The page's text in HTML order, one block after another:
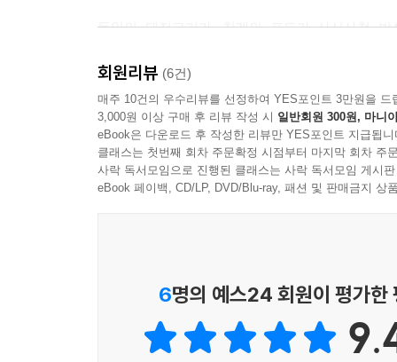
독일의 돼지고기가, 칠레의 포도가 사시사철
- 추천사 중에서
한 끼 식사를 위해 편의점에서 고른 삼각 김밥, 부
흔하게 볼 수 있는 많은 식품들은 우리가 얼마나
뒤에는 대량생산으로 황폐화되어 가는 대지와
진실이 숨어 있다.
넘쳐나는데 최상위 농산물 수출국인 브라질 국
새우 양식을 위해 벌채한 맹그로브 숲이 그대로
통계도 있다.
회원리뷰 (6건)
매주 10건의 우수리뷰를 선정하여 YES포인트 3만원을 드
3,000원 이상 구매 후 리뷰 작성 시 일반회원 300원, 마니
eBook은 다운로드 후 작성한 리뷰만 YES포인트 지급됩니
클래스는 첫번째 회차 주문확정 시점부터 마지막 회차 주
사락 독서모임으로 진행된 클래스는 사락 독서모임 게시
eBook 페이백, CD/LP, DVD/Blu-ray, 패션 및 판매금지 상
6명의 예스24 회원이 평가한